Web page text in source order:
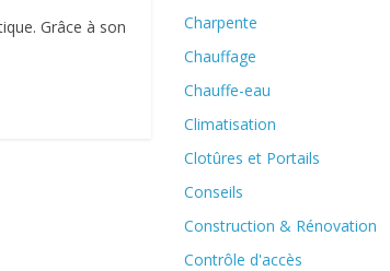
Grâce à son
Charpente
Chauffage
Chauffe-eau
Climatisation
Clotûres et Portails
Conseils
Construction & Rénovation
Contrôle d'accès